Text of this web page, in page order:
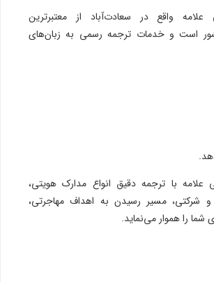
علامه واقع در سعادت‌آباد از معتبرترین
است و خدمات ترجمه رسمی به زبان‌های
علامه با ترجمه دقیق انواع مدارک هویتی،
شرکتی، مسیر رسیدن به اهداف مهاجرتی،
را هموار می‌نماید.